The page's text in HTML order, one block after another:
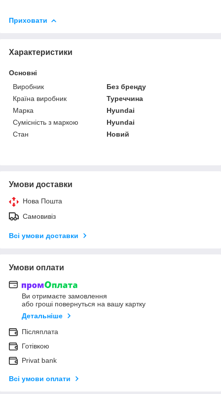
Приховати
Характеристики
Основні
Виробник
Без бренду
Країна виробник
Туреччина
Марка
Hyundai
Сумісність з маркою
Hyundai
Стан
Новий
Умови доставки
Нова Пошта
Самовивіз
Всі умови доставки
Умови оплати
Ви отримаєте замовлення
або гроші повернуться на вашу картку
Детальніше
Післяплата
Готівкою
Privat bank
Всі умови оплати